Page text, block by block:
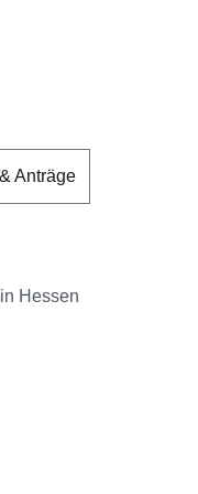
Anträge
Hessen